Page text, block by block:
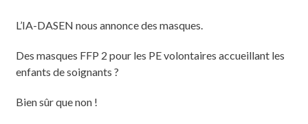
L’IA-DASEN nous annonce des masques.
Des masques FFP 2 pour les PE volontaires accueillant les
enfants de soignants ?
Bien sûr que non !